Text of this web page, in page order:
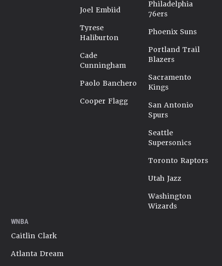
Joel Embiid
Tyrese
Haliburton
Cade
Cunningham
Paolo Banchero
Cooper Flagg
Philadelphia
76ers
Phoenix Suns
Portland Trail
Blazers
Sacramento
Kings
San Antonio
Spurs
Seattle
Supersonics
Toronto Raptors
Utah Jazz
Washington
Wizards
WNBA
Caitlin Clark
Atlanta Dream